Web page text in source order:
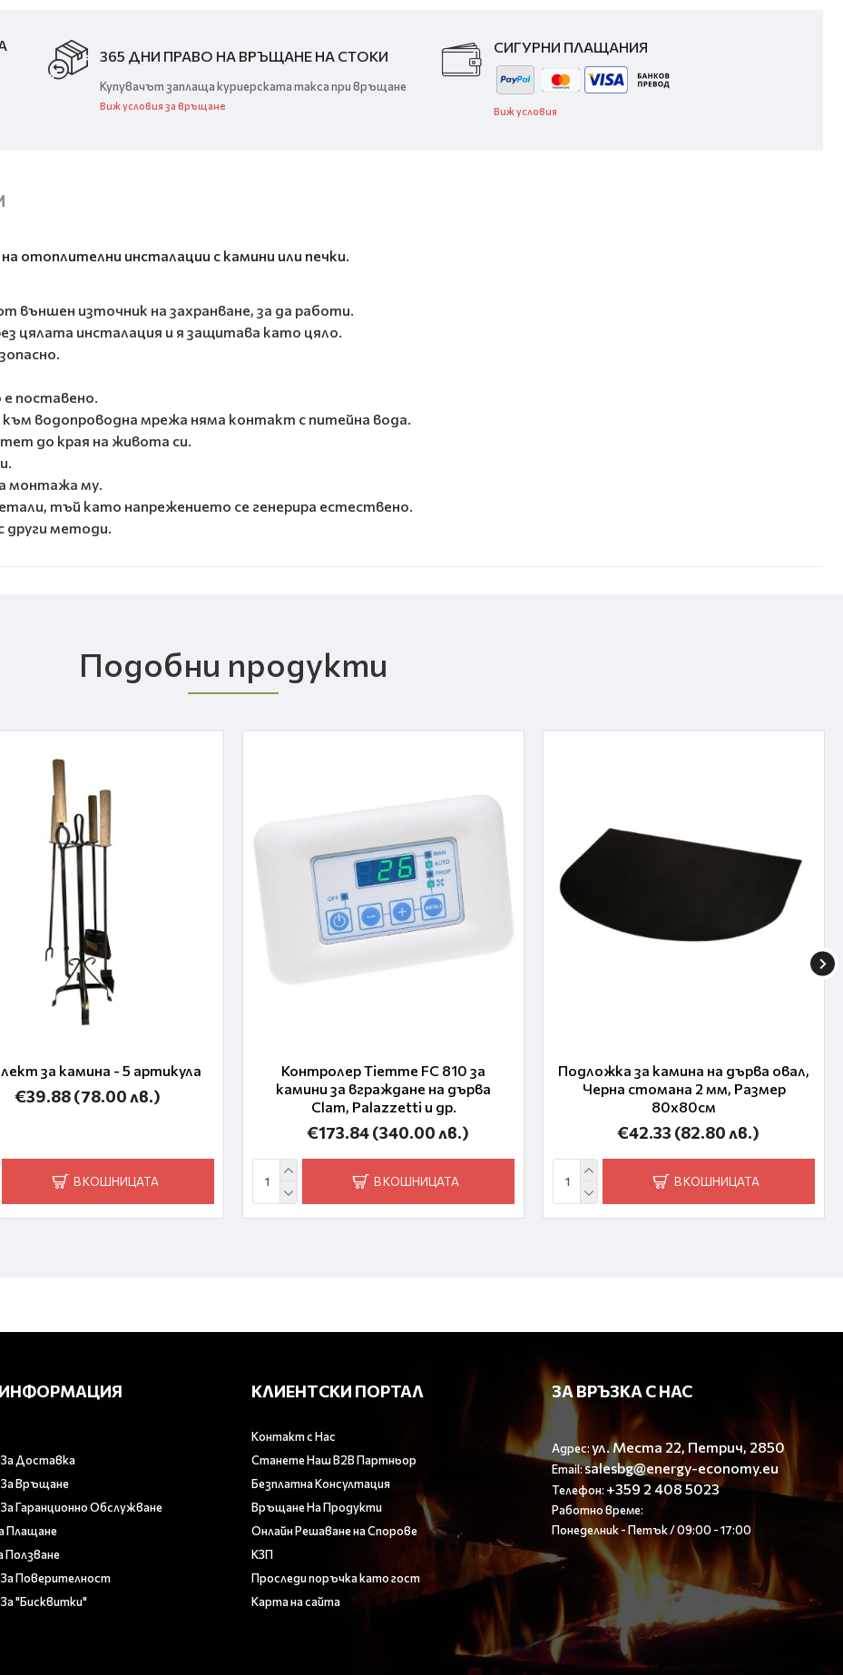
365 ДНИ ПРАВО НА ВРЪЩАНЕ НА СТОКИ
Купувачът заплаща куриерската такса при връщане
Виж условия за връщане
СИГУРНИ ПЛАЩАНИЯ
Виж условия
отоплителни инсталации с камини или печки.
външен източник на захранване, за да работи.
цялата инсталация и я защитава като цяло.
е поставено.
водопроводна мрежа няма контакт с питейна вода.
до края на живота си.
монтажа му.
тъй като напрежението се генерира естествено.
други методи.
Подобни продукти
за камина - 5 артикула
€39.88(78.00 лв.)
В КОШНИЦАТА
Контролер Tiemme FC 810 за
камини за вграждане на дърва
Clam, Palazzetti и др.
€173.84(340.00 лв.)
В КОШНИЦАТА
Подложка за камина на дърва овал,
Черна стомана 2 мм, Размер
80х80см
€42.33 (82.80 лв.)
В КОШНИЦАТА
Доставка
Връщане
Гаранционно Обслужване
Плащане
Ползване
Поверителност
"Бисквитки"
КЛИЕНТСКИ ПОРТАЛ
Контакт с Нас
Станете Наш B2B Партньор
Безплатна Консултация
Връщане На Продукти
Онлайн Решаване на Спорове
КЗП
Проследи поръчка като гост
Карта на сайта
ЗА ВРЪЗКА С НАС
Адрес:ул. Места 22, Петрич, 2850
Email:salesbg@energy-economy.eu
Телефон: +359 2 408 5023
Работно време:
Понеделник - Петък / 09:00 - 17:00